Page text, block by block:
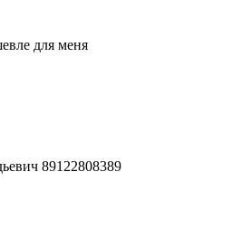
для меня
89122808389